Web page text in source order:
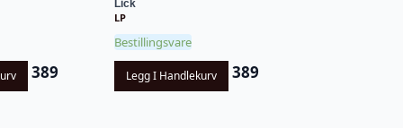
389
Lick
LP
Bestillingsvare
Legg I Handlekurv 389